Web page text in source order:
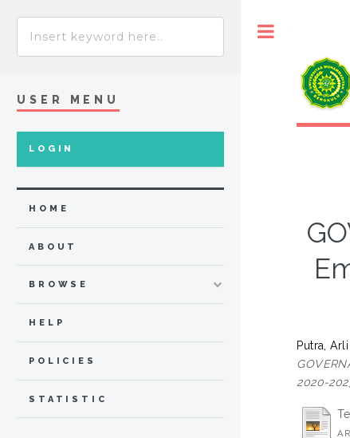
Putra,
2020-
USER MENU
LOGIN
HOME
ABOUT
BROWSE
HELP
POLICIES
STATISTIC